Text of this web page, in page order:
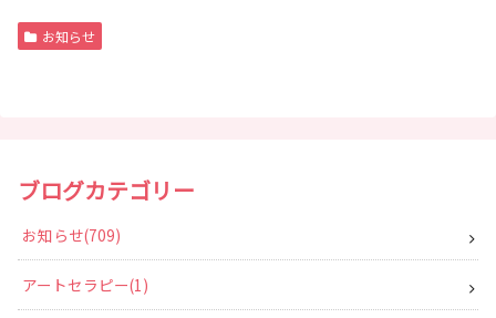
お知らせ
ブログカテゴリー
お知らせ 709
アートセラピー 1